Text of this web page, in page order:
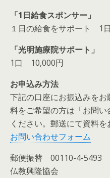
「1日給食スポンサー」
１日の給食をサポート 1
「光明施療院サポート」
1口 10,000円
お申込み方法
下記の口座にお振込みを
料をご希望の方は「お問
ください。郵送にて資料を
お問い合わせフォーム
郵便振替 00110-4-5493
仏教興隆協会